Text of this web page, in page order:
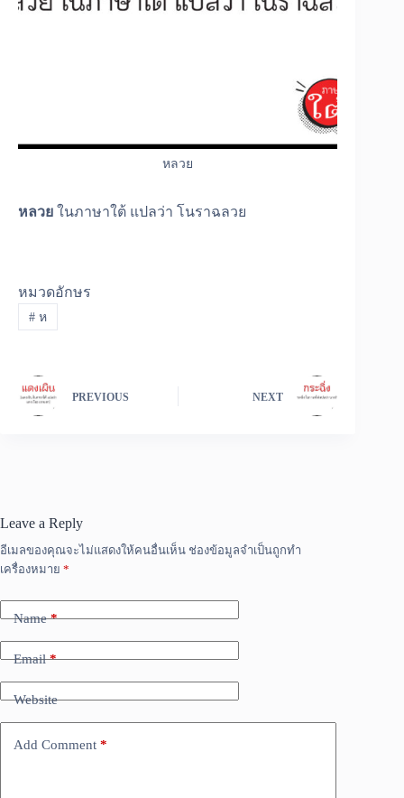
หลวย
หลวย ในภาษาใต้ แปลว่า โนราฉลวย
หมวดอักษร
#ห
PREVIOUS NEXT
Leave a Reply
อีเมลของคุณจะไม่แสดงให้คนอื่นเห็น ช่องข้อมูลจำเป็นถูกทำ
เครื่องหมาย *
Name*
Email*
Website
Add Comment *